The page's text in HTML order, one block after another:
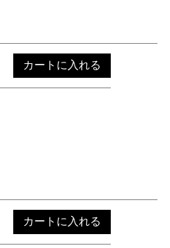
カートに入れる
カートに入れる